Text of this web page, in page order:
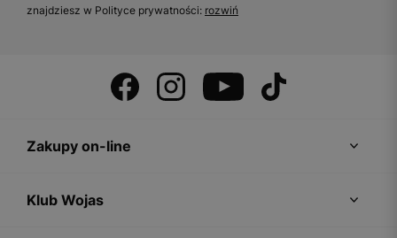
znajdziesz w Polityce prywatności: rozwiń
Zakupy on-line
Klub Wojas